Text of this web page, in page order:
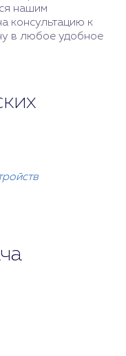
нашим
консультацию к
в любое удобное